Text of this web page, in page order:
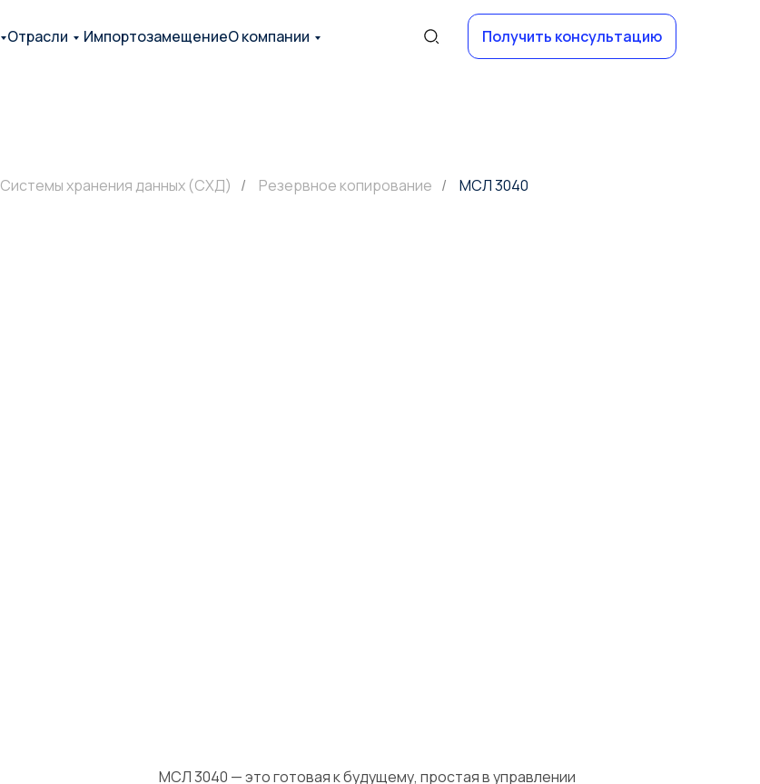
Отрасли ИмпортозамещениеО компании Получить консультацию
Системы хранения данных (СХД) / Резервное копирование / МСЛ 3040
МСЛ 3040 — это готовая к будущему, простая в управлении